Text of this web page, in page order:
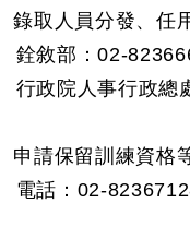
錄取人員分發、任
敘部：02-
政院人事行政總
申請保留訓練資格
話：02-